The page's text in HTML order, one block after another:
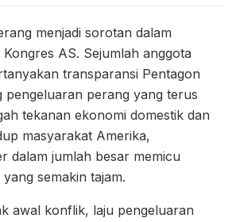
menjadi sorotan dalam
AS. Sejumlah anggota
transparansi Pentagon
pengeluaran perang yang terus
tekanan ekonomi domestik dan
masyarakat Amerika,
dalam jumlah besar memicu
semakin tajam.
awal konflik, laju pengeluaran